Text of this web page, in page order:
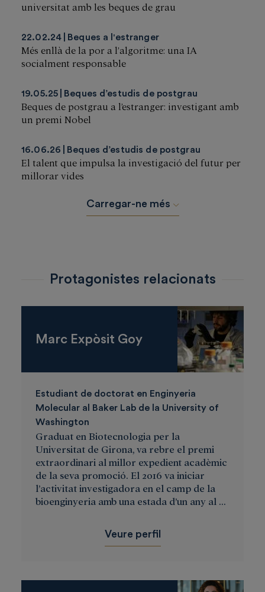
universitat amb les beques de grau
22.02.24 Beques a l'estranger
Més enllà de la por a l’algoritme: una IA
socialment responsable
19.05.25 Beques d’estudis de postgrau
Beques de postgrau a l’estranger: investigant amb
un premi Nobel
16.06.26 Beques d’estudis de postgrau
El talent que impulsa la investigació del futur per
millorar vides
Carregar-ne més
Protagonistes relacionats
Marc Expòsit Goy
Estudiant de doctorat en Enginyeria
Molecular al Baker Lab de la University of
Washington
Graduat en Biotecnologia per la
Universitat de Girona, va rebre el premi
extraordinari al millor expedient acadèmic
de la seva promoció. El 2016 va iniciar
l’activitat investigadora en el camp de la
bioenginyeria amb una estada d’un any al ...
Veure perfil